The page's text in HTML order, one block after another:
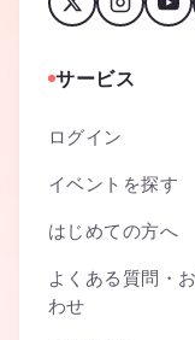
サービス
ログイン
イベントを探す
はじめての方へ
よくある質問・
わせ